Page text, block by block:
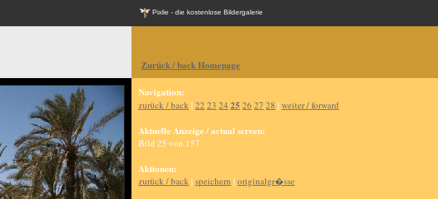
Pixlie - die kostenlose Bildergalerie
Zurück / back Homepage
Navigation:
zurück / back | 22 23 24 25 26 27 28 | weiter / forward
Aktuelle Anzeige / actual screen:
Bild 25 von 157
Aktionen:
zurück / back | speichern | originalgr�sse